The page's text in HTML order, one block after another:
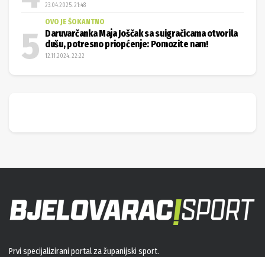
23.04.2025. 21:48
OVO JE ŠOKANTNO
Daruvarčanka Maja Joščak sa suigračicama otvorila
dušu, potresno priopćenje: Pomozite nam!
12.11.2024. 22:22
Prvi specijalizirani portal za županijski sport.